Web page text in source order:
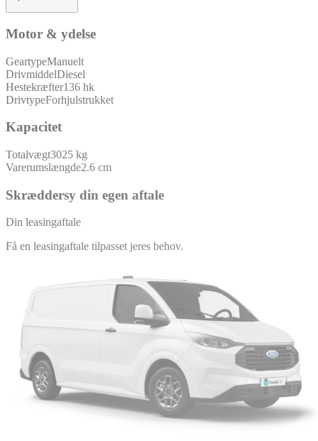
Motor & ydelse
GeartypeManuelt
DrivmiddelDiesel
Hestekræfter136 hk
DrivtypeForhjulstrukket
Kapacitet
Totalvægt3025 kg
Varerumslængde2.6 cm
Skræddersy din egen aftale
Din leasingaftale
Få en leasingaftale tilpasset jeres behov.